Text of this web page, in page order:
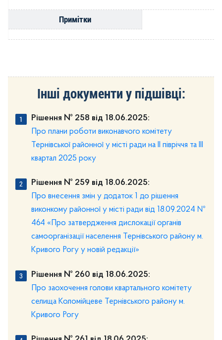
Примітки
Інші документи у підшівці:
Рішення № 258 від 18.06.2025:
Про плани роботи виконавчого комітету
Тернівської районної у місті ради на ІІ півріччя та ІІІ
квартал 2025 року
Рішення № 259 від 18.06.2025:
Про внесення змін у додаток 1 до рішення
виконкому районної у місті ради від 18.09.2024 №
464 «Про затвердження дислокації органів
самоорганізації населення Тернівського району м.
Кривого Рогу у новій редакції»
Рішення № 260 від 18.06.2025:
Про заохочення голови квартального комітету
селища Коломійцеве Тернівського району м.
Кривого Рогу